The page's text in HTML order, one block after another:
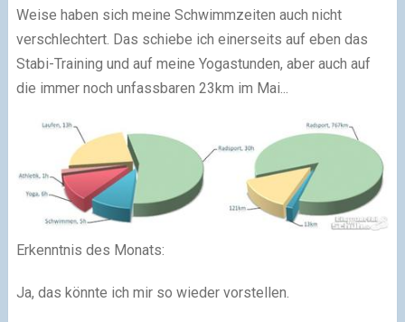
Weise haben sich meine Schwimmzeiten auch nicht
verschlechtert. Das schiebe ich einerseits auf eben das
Stabi-Training und auf meine Yogastunden, aber auch auf
die immer noch unfassbaren 23km im Mai...
Erkenntnis des Monats:
Ja, das könnte ich mir so wieder vorstellen.